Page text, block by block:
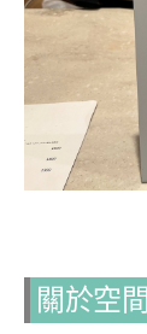
關於空間